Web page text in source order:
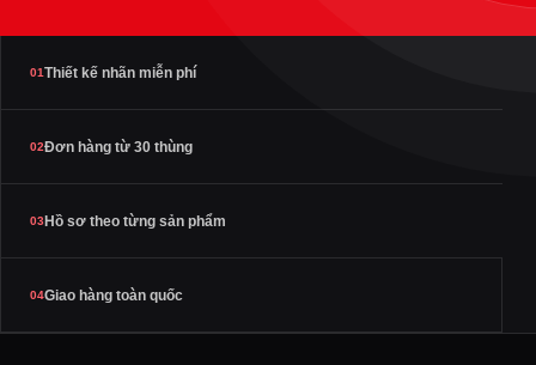
01Thiết kế nhãn miễn phí
02Đơn hàng từ 30 thùng
03Hồ sơ theo từng sản phẩm
04Giao hàng toàn quốc